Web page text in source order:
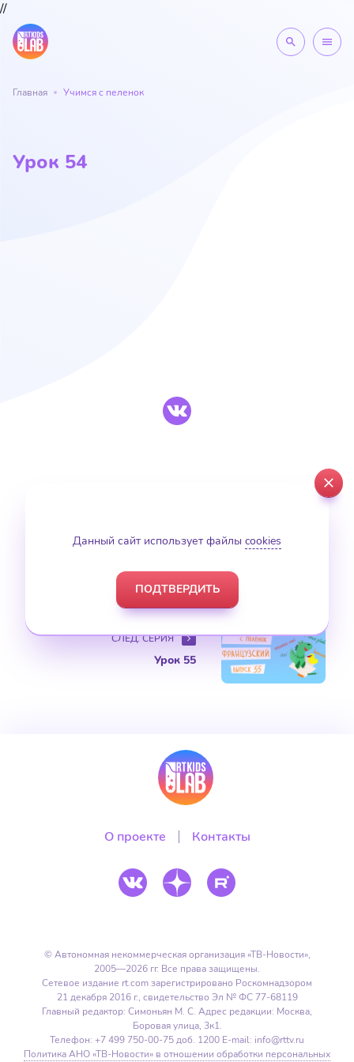
//
search menu
Главная Учимся с пеленок
Урок 54
СЛЕД. СЕРИЯ
Урок 55
О проекте Контакты
© Автономная некоммерческая организация «ТВ-Новости»,
2005—2026 гг. Все права защищены.
Сетевое издание rt.com зарегистрировано Роскомнадзором
21 декабря 2016 г., свидетельство Эл № ФС 77-68119
Главный редактор: Симоньян М. С. Адрес редакции: Москва,
Боровая улица, 3к1.
Телефон: +7 499 750-00-75 доб. 1200 E-mail: info@rttv.ru
Политика АНО «ТВ-Новости» в отношении обработки персональных
close
Данный сайт использует файлы cookies
ПОДТВЕРДИТЬ